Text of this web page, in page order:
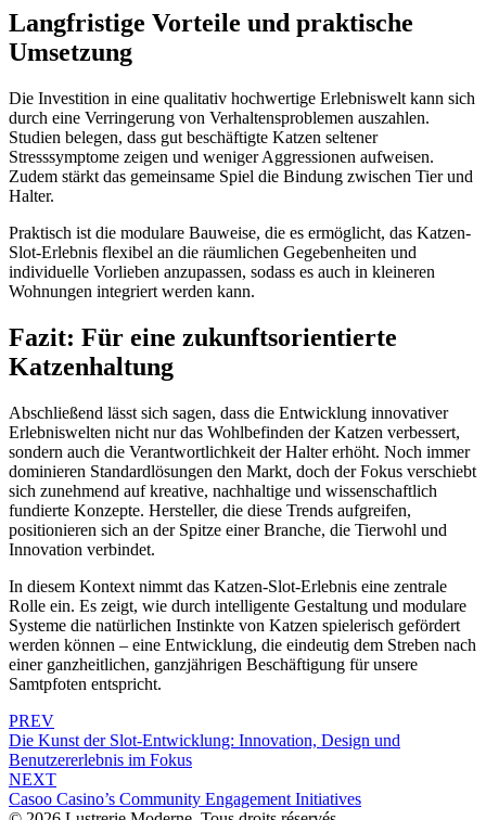
Langfristige Vorteile und praktische
Umsetzung
Die Investition in eine qualitativ hochwertige Erlebniswelt kann sich
durch eine Verringerung von Verhaltensproblemen auszahlen.
Studien belegen, dass gut beschäftigte Katzen seltener
Stresssymptome zeigen und weniger Aggressionen aufweisen.
Zudem stärkt das gemeinsame Spiel die Bindung zwischen Tier und
Halter.
Praktisch ist die modulare Bauweise, die es ermöglicht, das Katzen-
Slot-Erlebnis flexibel an die räumlichen Gegebenheiten und
individuelle Vorlieben anzupassen, sodass es auch in kleineren
Wohnungen integriert werden kann.
Fazit: Für eine zukunftsorientierte
Katzenhaltung
Abschließend lässt sich sagen, dass die Entwicklung innovativer
Erlebniswelten nicht nur das Wohlbefinden der Katzen verbessert,
sondern auch die Verantwortlichkeit der Halter erhöht. Noch immer
dominieren Standardlösungen den Markt, doch der Fokus verschiebt
sich zunehmend auf kreative, nachhaltige und wissenschaftlich
fundierte Konzepte. Hersteller, die diese Trends aufgreifen,
positionieren sich an der Spitze einer Branche, die Tierwohl und
Innovation verbindet.
In diesem Kontext nimmt das Katzen-Slot-Erlebnis eine zentrale
Rolle ein. Es zeigt, wie durch intelligente Gestaltung und modulare
Systeme die natürlichen Instinkte von Katzen spielerisch gefördert
werden können – eine Entwicklung, die eindeutig dem Streben nach
einer ganzheitlichen, ganzjährigen Beschäftigung für unsere
Samtpfoten entspricht.
PREV
Die Kunst der Slot-Entwicklung: Innovation, Design und
Benutzererlebnis im Fokus
NEXT
Casoo Casino’s Community Engagement Initiatives